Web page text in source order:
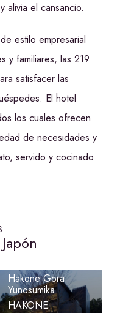
alivia el cansancio.
estilo empresarial
y familiares, las 219
satisfacer las
El hotel
los cuales ofrecen
de necesidades y
servido y cocinado
Laforet Club
Hakone Gora
Yunosumika
HAKONE